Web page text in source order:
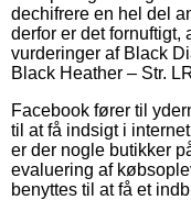
dechifrere en hel del
derfor er det fornuftigt,
vurderinger af Black
Black Heather – Str.
Facebook fører til
til at få indsigt i
er der nogle butikker
evaluering af
benyttes til at få et